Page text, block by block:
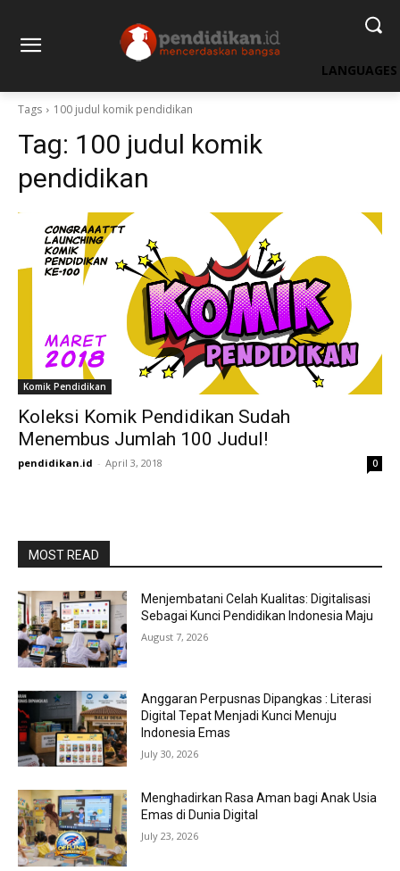
LANGUAGES
Tags 100 judul komik pendidikan
Tag: 100 judul komik
pendidikan
Komik Pendidikan
Koleksi Komik Pendidikan Sudah
Menembus Jumlah 100 Judul!
pendidikan.id - April 3, 2018 0
MOST READ
Menjembatani Celah Kualitas: Digitalisasi
Sebagai Kunci Pendidikan Indonesia Maju
August 7, 2026
Anggaran Perpusnas Dipangkas : Literasi
Digital Tepat Menjadi Kunci Menuju
Indonesia Emas
July 30, 2026
Menghadirkan Rasa Aman bagi Anak Usia
Emas di Dunia Digital
July 23, 2026